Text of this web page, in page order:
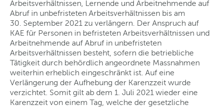
Arbeitsverhältnissen, Lernende und Arbeitnehmende auf
Abruf in unbefristeten Arbeitsverhältnissen bis am
30. September 2021 zu verlängern. Der Anspruch auf
KAE für Personen in befristeten Arbeitsverhältnissen und
Arbeitnehmende auf Abruf in unbefristeten
Arbeitsverhältnissen besteht, sofern die betriebliche
Tätigkeit durch behördlich angeordnete Massnahmen
weiterhin erheblich eingeschränkt ist. Auf eine
Verlängerung der Aufhebung der Karenzzeit wurde
verzichtet. Somit gilt ab dem 1. Juli 2021 wieder eine
Karenzzeit von einem Tag, welche der gesetzliche